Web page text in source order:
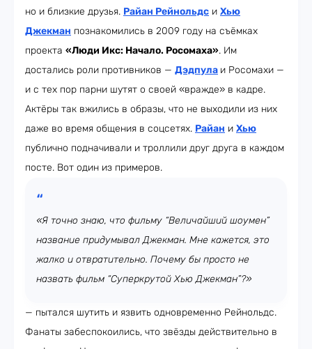
но и близкие друзья. Райан Рейнольдс и Хью
Джекман познакомились в 2009 году на съёмках
проекта «Люди Икс: Начало. Росомаха». Им
достались роли противников — Дэдпула и Росомахи —
и с тех пор парни шутят о своей «вражде» в кадре.
Актёры так вжились в образы, что не выходили из них
даже во время общения в соцсетях. Райан и Хью
публично подначивали и троллили друг друга в каждом
посте. Вот один из примеров.
«Я точно знаю, что фильму “Величайший шоумен”
название придумывал Джекман. Мне кажется, это
жалко и отвратительно. Почему бы просто не
назвать фильм “Суперкрутой Хью Джекман”?»
— пытался шутить и язвить одновременно Рейнольдс.
Фанаты забеспокоились, что звёзды действительно в